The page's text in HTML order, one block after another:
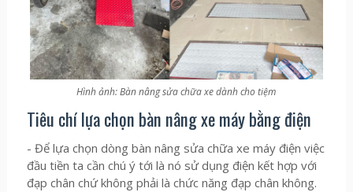
Hình ảnh: Bàn nâng sửa chữa xe dành cho tiệm
Tiêu chí lựa chọn bàn nâng xe máy bằng điện
- Để lựa chọn dòng bàn nâng sửa chữa xe máy điện việc
đầu tiền ta cần chú ý tới là nó sử dụng điện kết hợp với
đạp chân chứ không phải là chức năng đạp chân không.